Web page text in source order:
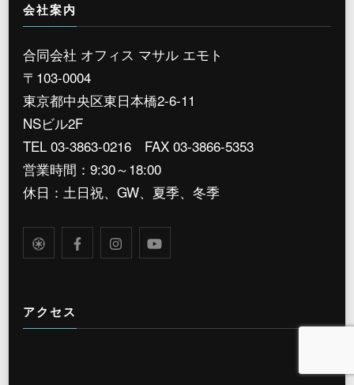
会社案内
合同会社 オフィス マサル エモト
〒103-0004
東京都中央区東日本橋2-6-11
NSビル2F
TEL 03-3863-0216 FAX 03-3866-5353
営業時間：9:30～18:00
休日：土日祝、GW、夏季、冬季
アクセス